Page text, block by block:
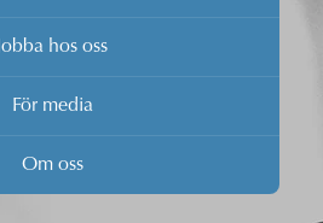
Jobba hos oss
För media
Om oss